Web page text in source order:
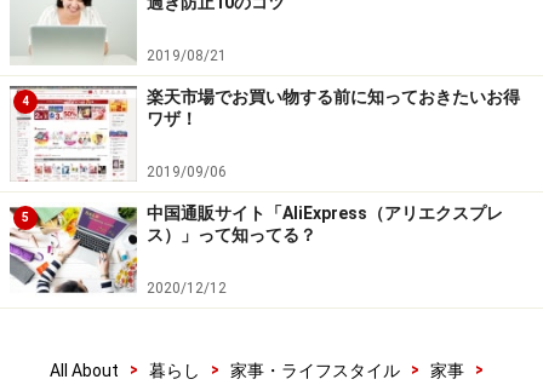
【関連記事】
ネットショッピングは「浪費の罠」？
ネットショッピングで失敗しない方法
ネット通販のレビューに騙されない方法
買い物にはまりやすい人への3つの提案
依存症のリスク要因…遺伝・心の病気・環境も影響
い。
2019/08/21
4
楽天市場でお買い物する前に知っておきたいお得
ワザ！
2019/09/06
5
中国通販サイト「AliExpress（アリエクスプレ
ス）」って知ってる？
2020/12/12
All About > 暮らし > 家事・ライフスタイル > 家事
>